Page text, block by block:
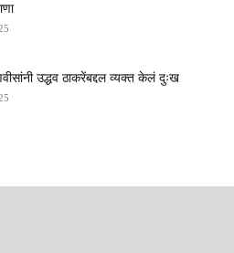
उद्धव ठाकरेंबद्दल व्यक्त केलं दुःख